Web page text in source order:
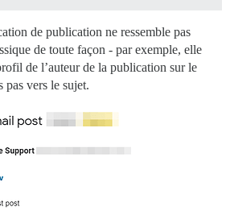
de publication ne ressemble pas
de toute façon - par exemple, elle
de l’auteur de la publication sur le
vers le sujet.